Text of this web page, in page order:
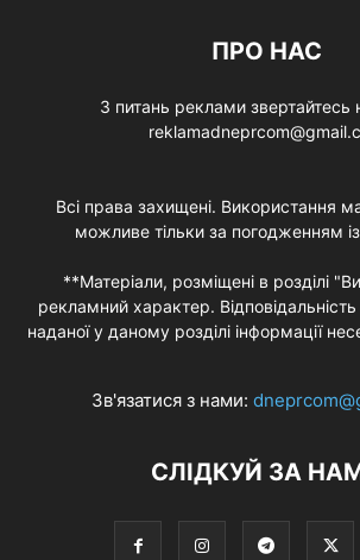
ПРО НАС
З питань реклами звертайтесь
Всі права захищені. Використання
можливе тільки за погодженням
**Матеріали, розміщені в розділі
рекламний характер. Відповідальність
наданої у даному розділі інформації
Зв'язатися з нами:
СЛІДКУЙ ЗА